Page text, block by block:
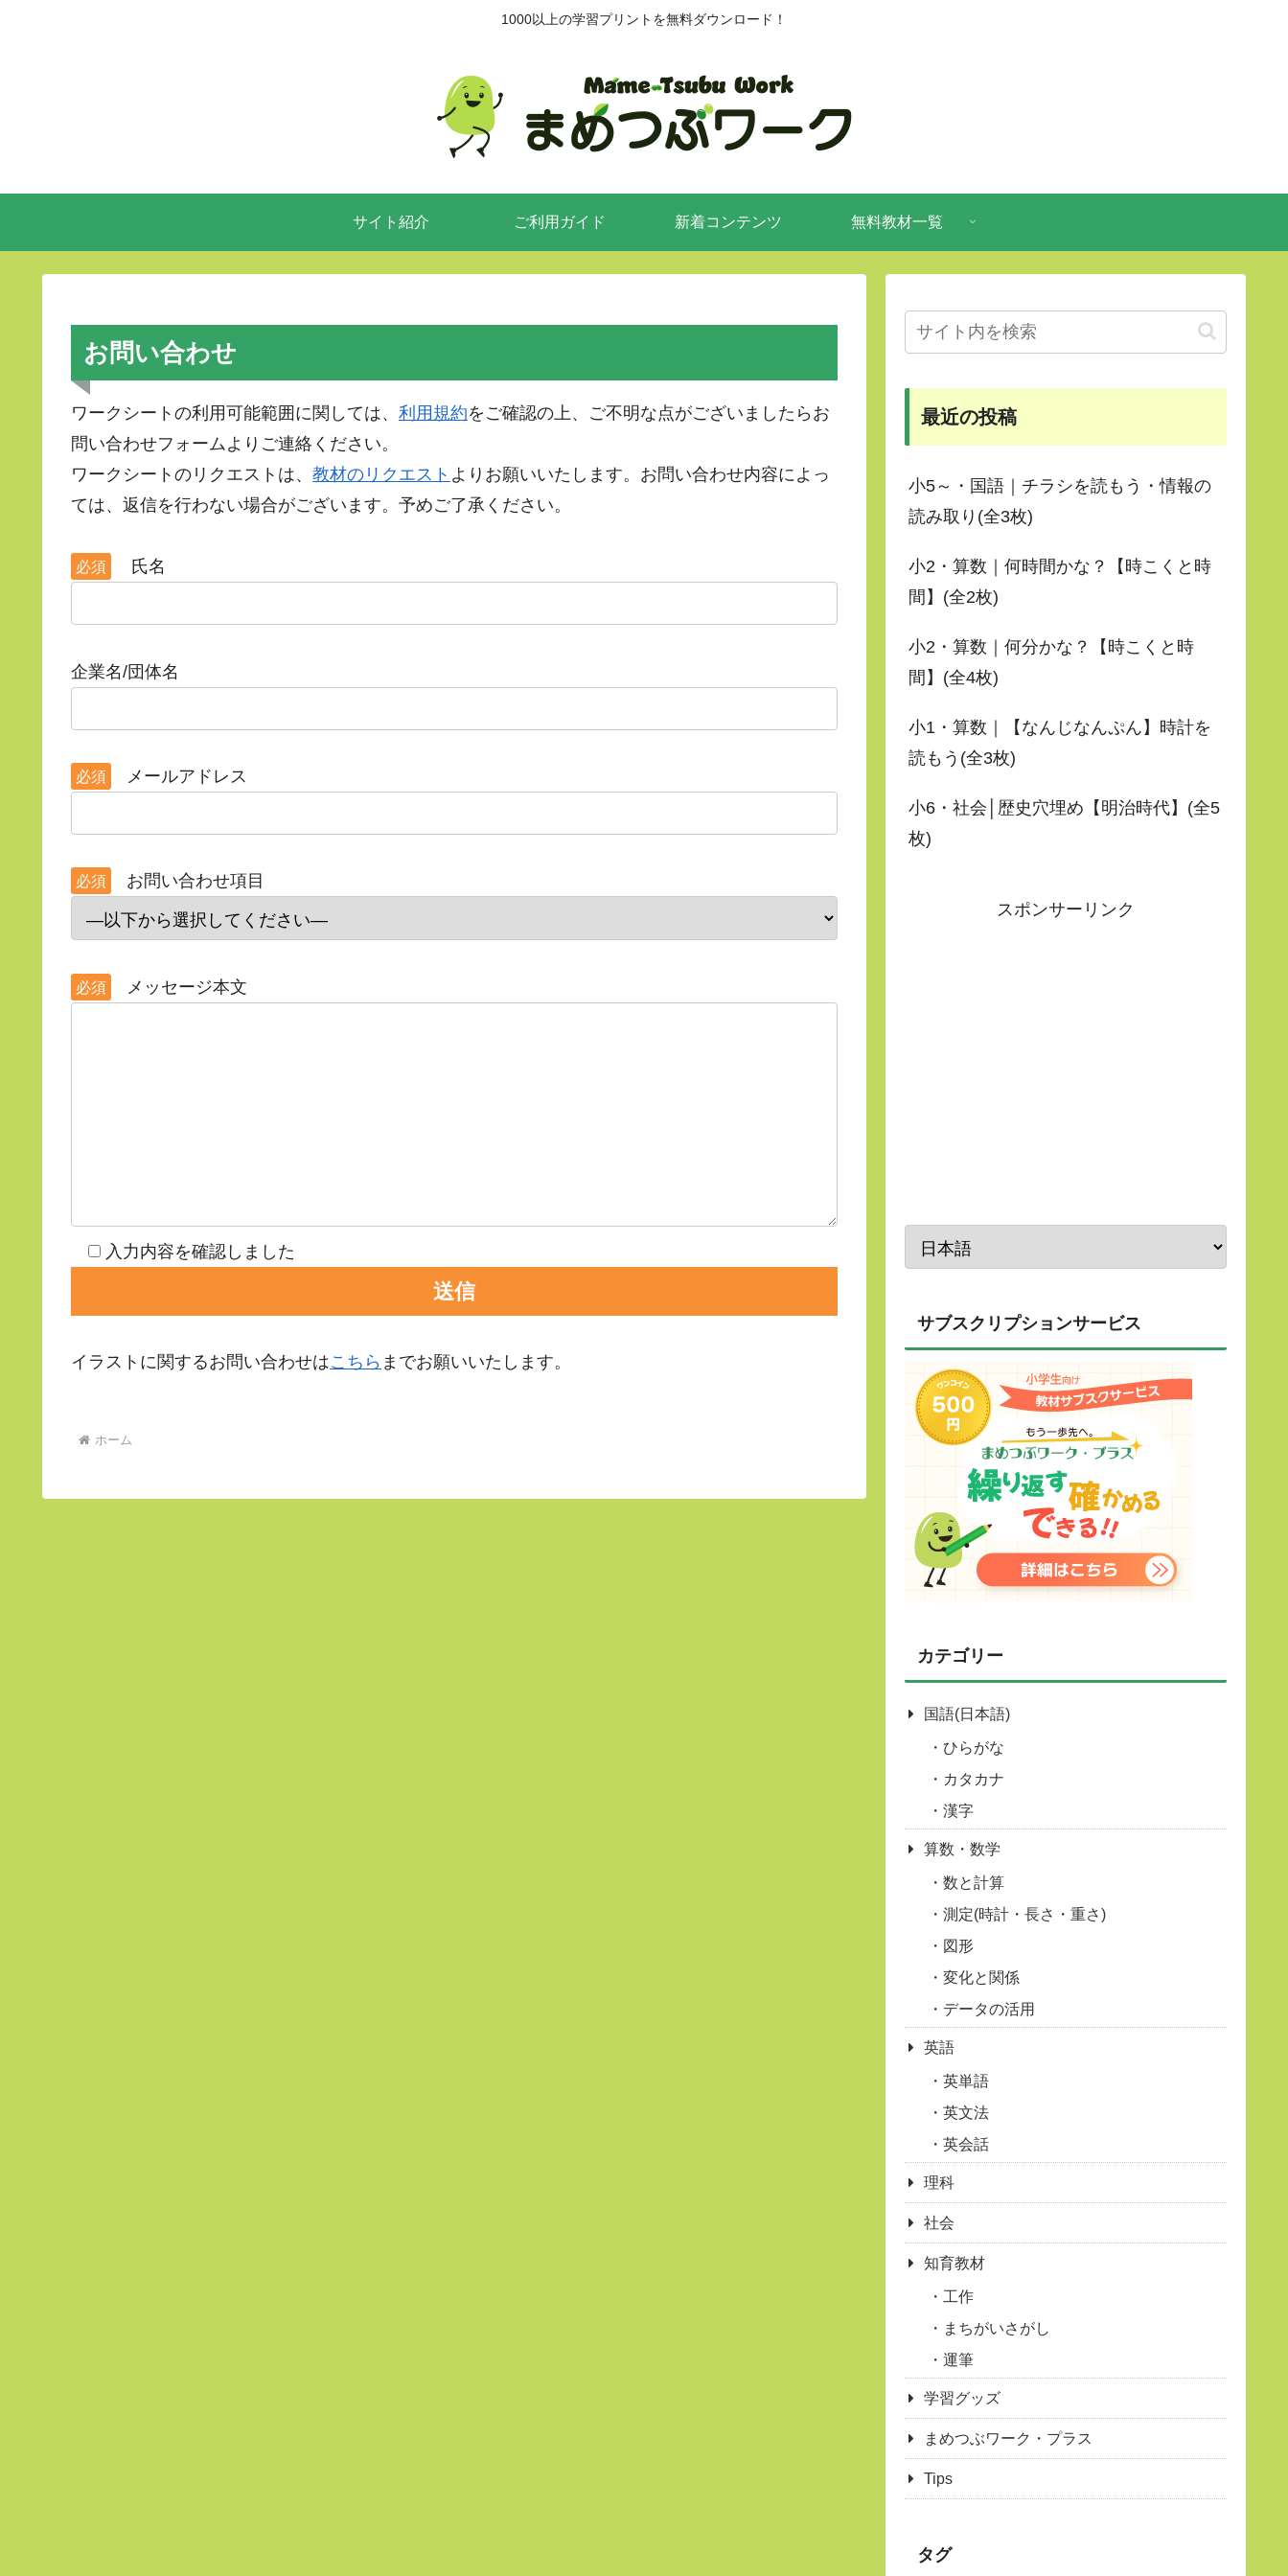
1000以上の学習プリントを無料ダウンロード！
サイト紹介 ご利用ガイド 新着コンテンツ 無料教材一覧
お問い合わせ
ワークシートの利用可能範囲に関しては、 利用規約をご確認の上、ご不明な点がございましたらお
問い合わせフォームよりご連絡ください。
ワークシートのリクエストは、 教材のリクエスト よりお願いいたします。お問い合わせ内容によっ
ては、返信を行わない場合がございます。予めご了承ください。
必須 氏名
企業名/団体名
必須 メールアドレス
必須 お問い合わせ項目
必須 メッセージ本文
入力内容を確認しました
イラストに関するお問い合わせはこちら までお願いいたします。
ホーム
最近の投稿
小5～・国語｜チラシを読もう・情報の
読み取り(全3枚)
小2・算数｜何時間かな？【時こくと時
間】(全2枚)
小2・算数｜何分かな？【時こくと時
間】(全4枚)
小1・算数｜【なんじなんぷん】時計を
読もう(全3枚)
小6・社会│歴史穴埋め【明治時代】(全5
枚)
スポンサーリンク
サブスクリプションサービス
カテゴリー
国語(日本語)
ひらがな
カタカナ
漢字
算数・数学
数と計算
測定(時計・長さ・重さ)
図形
変化と関係
データの活用
英語
英単語
英文法
英会話
理科
社会
知育教材
工作
まちがいさがし
運筆
学習グッズ
まめつぶワーク・プラス
Tips
タグ